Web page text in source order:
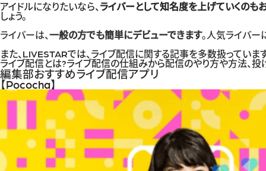
アイドルになりたいなら、 ライバーとして知名度を上げていくのも
しょう。
ライバーは、 一般の方でも簡単にデビューできます。人気ライバ
また、LIVESTARでは、ライブ配信に関する記事を多数扱っています
ライブ配信とは?ライブ配信の仕組みから配信のやり方や方法、
編集部おすすめライブ配信アプリ
【Pococha】